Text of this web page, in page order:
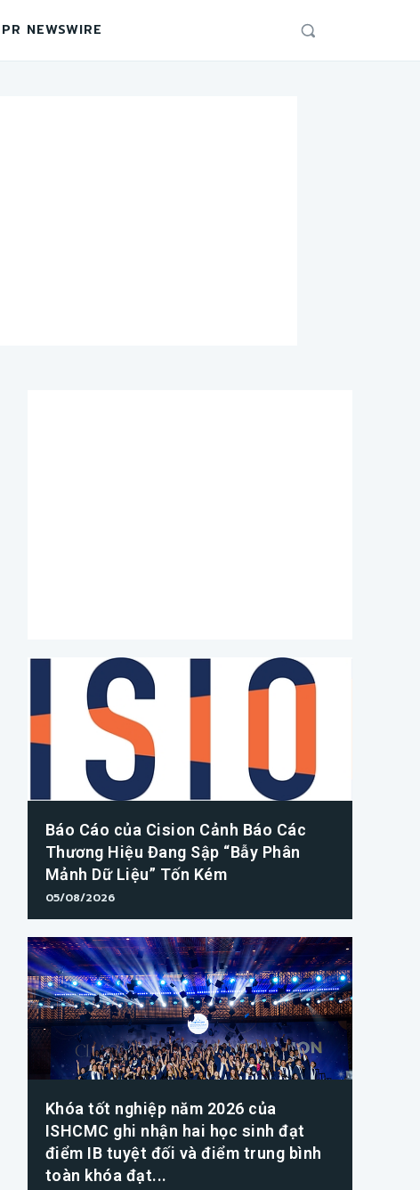
PR NEWSWIRE
Báo Cáo của Cision Cảnh Báo Các
Thương Hiệu Đang Sập “Bẫy Phân
Mảnh Dữ Liệu” Tốn Kém
05/08/2026
Khóa tốt nghiệp năm 2026 của
ISHCMC ghi nhận hai học sinh đạt
điểm IB tuyệt đối và điểm trung bình
toàn khóa đạt...